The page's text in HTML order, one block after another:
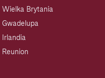
Wielka Brytania
Gwadelupa
Irlandia
Reunion